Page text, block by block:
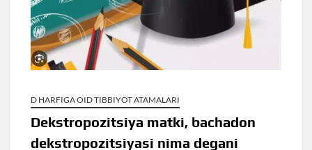
D HARFIGA OID TIBBIYOT ATAMALARI
Dekstropozitsiya matki, bachadon
dekstropozitsiyasi nima degani